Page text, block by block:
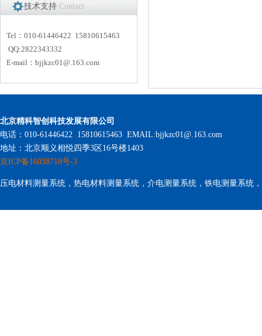
技术支持 Contact
Tel：010-61446422 15810615463
QQ:2822343332
E-mail： bjjkzc01@.163.com
北京精科智创科技发展有限公司
电话：010-61446422 15810615463 EMAIL:bjjkzc01@.163.com
地址：北京顺义相悦四季3区16号楼1403
京ICP备16038718号-3
压电材料测量系统，热电材料测量系统，介电测量系统，铁电测量系统